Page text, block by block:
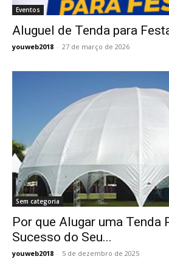
Eventos
Aluguel de Tenda para
youweb2018 - 27 de março de 2026
Sem categoria
Por que Alugar uma Tenda
Sucesso do Seu...
youweb2018 - 5 de dezembro de 2025